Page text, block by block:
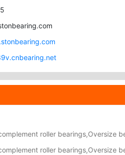
roller bearings,Oversize
roller bearings,Oversize